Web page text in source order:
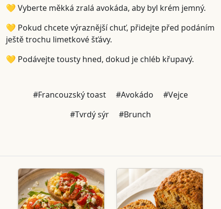
💛 Vyberte měkká zralá avokáda, aby byl krém jemný.
💛 Pokud chcete výraznější chuť, přidejte před podáním
ještě trochu limetkové šťávy.
💛 Podávejte tousty hned, dokud je chléb křupavý.
#Francouzský toast #Avokádo
#Vejce
#Tvrdý sýr
#Brunch